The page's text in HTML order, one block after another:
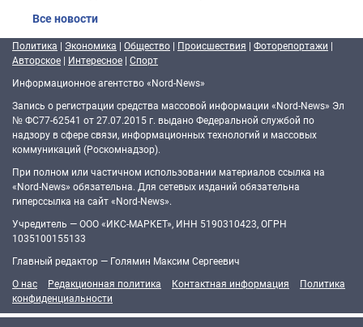
Все новости
Политика | Экономика | Общество | Происшествия | Фоторепортажи |
Авторское | Интересное | Спорт
Информационное агентство «Nord-News»
Запись о регистрации средства массовой информации «Nord-News» Эл
№ ФС77-62541 от 27.07.2015 г. выдано Федеральной службой по
надзору в сфере связи, информационных технологий и массовых
коммуникаций (Роскомнадзор).
При полном или частичном использовании материалов ссылка на
«Nord-News» обязательна. Для сетевых изданий обязательна
гиперссылка на сайт «Nord-News».
Учредитель — ООО «ИКС-МАРКЕТ», ИНН 5190310423, ОГРН
1035100155133
Главный редактор — Голямин Максим Сергеевич
О нас
Редакционная политика Контактная информация
Политика
конфиденциальности